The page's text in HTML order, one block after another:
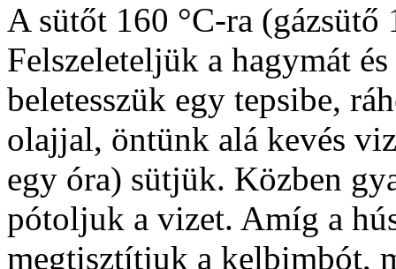
A sütőt 160 °C-ra
Felszeleteljük a hagymát
beletesszük egy tepsibe,
olajjal, öntünk alá kevés
egy óra) sütjük. Közben
pótoljuk a vizet. Amíg a
megtisztítjuk a kelbimbót,